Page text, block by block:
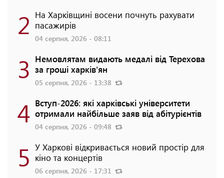
2 На Харківщині восени почнуть рахувати
пасажирів
04 серпня, 2026 - 08:11
3 Немовлятам видають медалі від Терехова
за гроші харків'ян
05 серпня, 2026 - 13:38
4 Вступ-2026: які харківські університети
отримали найбільше заяв від абітурієнтів
04 серпня, 2026 - 09:48
5 У Харкові відкривається новий простір для
кіно та концертів
06 серпня, 2026 - 17:31